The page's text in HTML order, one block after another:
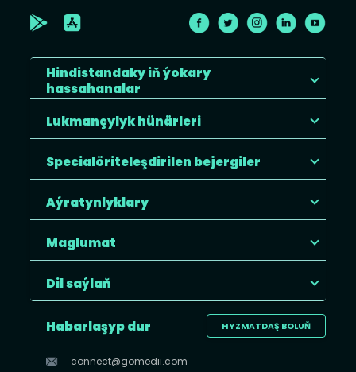
Hindistandaky iň ýokary
hassahanalar
Lukmançylyk hünärleri
Specialöriteleşdirilen bejergiler
Aýratynlyklary
Maglumat
Dil saýlaň
HYZMATDAŞ BOLUŇ
Habarlaşyp dur
connect@gomedii.com